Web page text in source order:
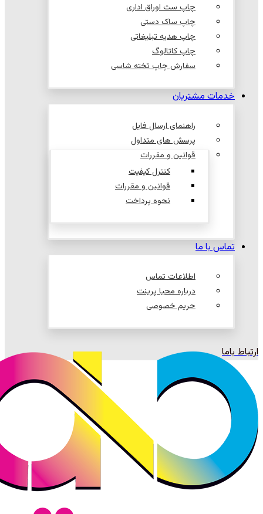
چاپ ست اوراق اداری
چاپ ساک دستی
چاپ هدیه تبلیغاتی
چاپ کاتالوگ
سفارش چاپ تخته شاسی
خدمات مشتریان
راهنمای ارسال فایل
پرسش های متداول
قوانین و مقررات
کنترل کیفیت
قوانین و مقررات
نحوه پرداخت
تماس با ما
اطلاعات تماس
درباره محیا پرینت
حریم خصوصی
ارتباط باما